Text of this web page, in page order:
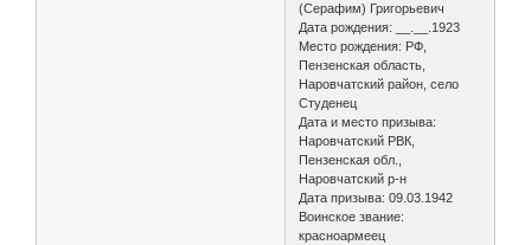
(Серафим) Григорьевич
Дата рождения: __.__.1923
Место рождения: РФ,
Пензенская область,
Наровчатский район, село
Студенец
Дата и место призыва:
Наровчатский РВК,
Пензенская обл.,
Наровчатский р-н
Дата призыва: 09.03.1942
Воинское звание:
красноармеец